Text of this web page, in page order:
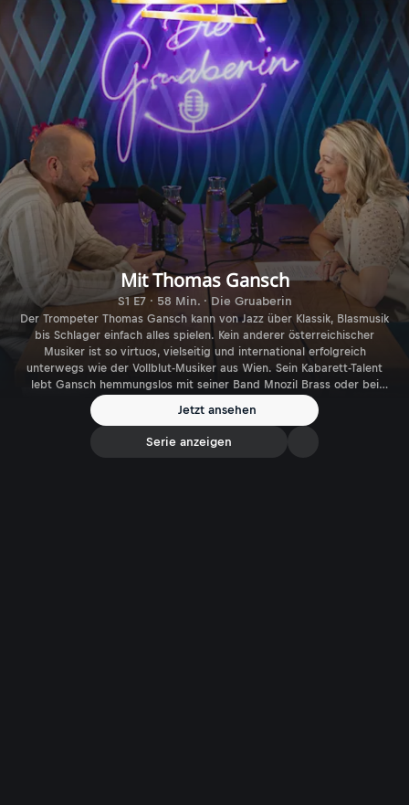
Mit Thomas Gansch
S1 E7 · 58 Min. · Die Gruaberin
Der Trompeter Thomas Gansch kann von Jazz über Klassik, Blasmusik
bis Schlager einfach alles spielen. Kein anderer österreichischer
Musiker ist so virtuos, vielseitig und international erfolgreich
unterwegs wie der Vollblut-Musiker aus Wien. Sein Kabarett-Talent
lebt Gansch hemmungslos mit seiner Band Mnozil Brass oder bei
Projekten wie Alpen & Glühen, Blasmusik Supergroup und Gansch &
Roses aus. Monika Gruber freut sich auf den musikalischen Gast in
ihrem Vodcast „Die Gruaberin“.
Jetzt ansehen
Serie anzeigen